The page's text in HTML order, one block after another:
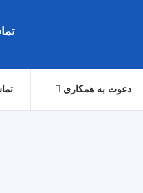
تماس:
دعوت به همکاری